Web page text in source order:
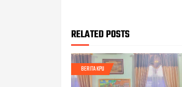
RELATED POSTS
BERITA KPU